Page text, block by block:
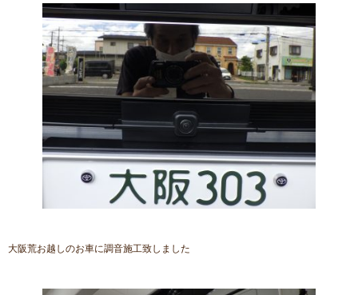
大阪荒お越しのお車に調音施工致しました